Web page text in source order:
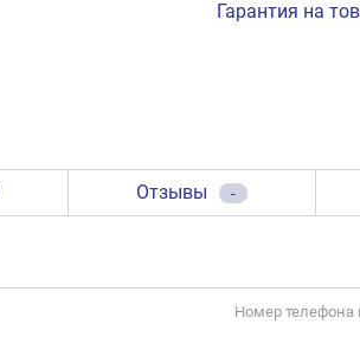
Гарантия на
Отзывы -
Номер телефона